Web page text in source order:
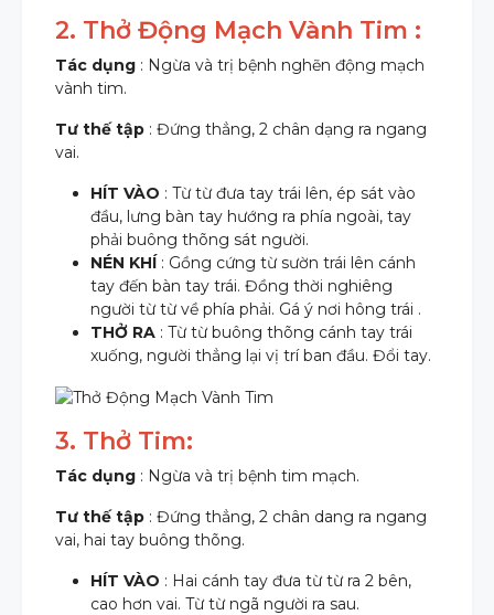
2. Thở Động Mạch Vành Tim :
Tác dụng : Ngừa và trị bệnh nghẽn động mạch
vành tim.
Tư thế tập : Đứng thẳng, 2 chân dạng ra ngang
vai.
HÍT VÀO : Từ từ đưa tay trái lên, ép sát vào
đầu, lưng bàn tay hướng ra phía ngoài, tay
phải buông thõng sát người.
NÉN KHÍ : Gồng cứng từ sườn trái lên cánh
tay đến bàn tay trái. Đồng thời nghiêng
người từ từ về phía phải. Gá ý nơi hông trái .
THỞ RA : Từ từ buông thõng cánh tay trái
xuống, người thẳng lại vị trí ban đầu. Đổi tay.
3. Thở Tim:
Tác dụng : Ngừa và trị bệnh tim mạch.
Tư thế tập : Đứng thẳng, 2 chân dang ra ngang
vai, hai tay buông thõng.
HÍT VÀO : Hai cánh tay đưa từ từ ra 2 bên,
cao hơn vai. Từ từ ngã người ra sau.